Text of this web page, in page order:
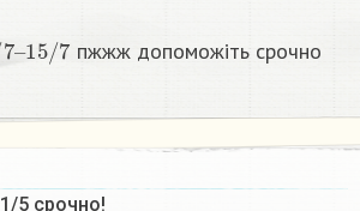
/7
/7 пжжж допоможіть срочно
5 срочно!​